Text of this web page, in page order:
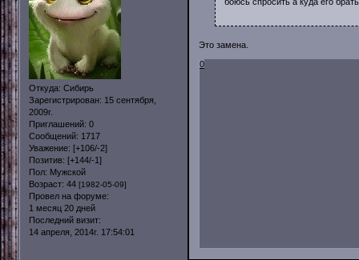
Откуда: Сибирь
Зарегистрирован: 15 сентября,
2009г.
Приглашений: 0
Сообщений: 1717
Уважение: [+106/-2]
Позитив: [+144/-1]
Пол: Мужской
Возраст: 44 [1982-05-09]
Провел на форуме:
1 месяц 20 дней
Последний визит:
14 апреля, 2014г. 17:54:01
Это замена.
0